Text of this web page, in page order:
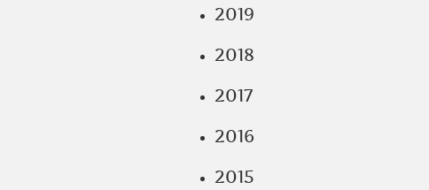
2019
2018
2017
2016
2015